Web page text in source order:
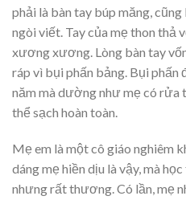
phải là bàn tay búp măng,
ngòi viết. Tay của mẹ thon thả
xương xương. Lòng bàn tay
ráp vì bụi phấn bảng. Bụi
năm mà dường như mẹ có rửa
thể sạch hoàn toàn.
Mẹ em là một cô giáo nghiêm
dáng mẹ hiền dịu là vậy, mà
nhưng rất thương. Có lần, mẹ